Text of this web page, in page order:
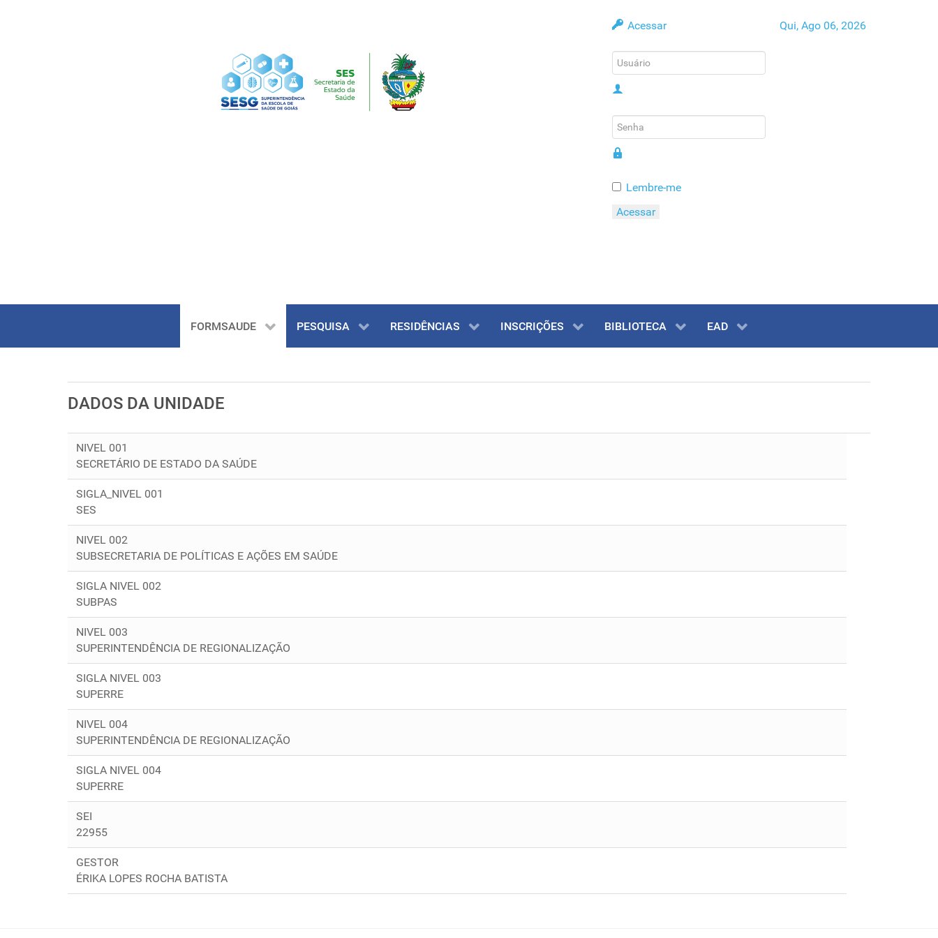
Acessar
Lembre-me
Acessar
Qui, Ago 06, 2026
FORMSAUDE PESQUISA RESIDÊNCIAS INSCRIÇÕES BIBLIOTECA EAD
DADOS DA UNIDADE
NIVEL 001
SECRETÁRIO DE ESTADO DA SAÚDE
SIGLA_NIVEL 001
SES
NIVEL 002
SUBSECRETARIA DE POLÍTICAS E AÇÕES EM SAÚDE
SIGLA NIVEL 002
SUBPAS
NIVEL 003
SUPERINTENDÊNCIA DE REGIONALIZAÇÃO
SIGLA NIVEL 003
SUPERRE
NIVEL 004
SUPERINTENDÊNCIA DE REGIONALIZAÇÃO
SIGLA NIVEL 004
SUPERRE
SEI
22955
GESTOR
ÉRIKA LOPES ROCHA BATISTA